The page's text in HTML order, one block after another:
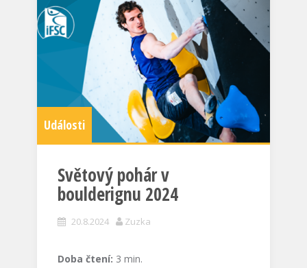
Události
Světový pohár v
boulderignu 2024
20.8.2024 Zuzka
Doba čtení: 3 min.